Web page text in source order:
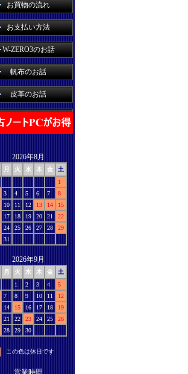
お買物の流れ
お支払い方法
W-ZERO3のお話
帆布のお話
皮革のお話
2026年8月
月 火 水 木 金
土
1
3 4 5 6 7
8
10 11 12 13 14
15
17 18 19 20 21
22
24 25 26 27 28
29
31
2026年9月
月 火 水 木 金
土
1
2 3 4
5
7 8 9 10 11
12
14 15 16 17 18
19
21 22 23 24 25
26
28 29 30
この色は休日です
営業時間